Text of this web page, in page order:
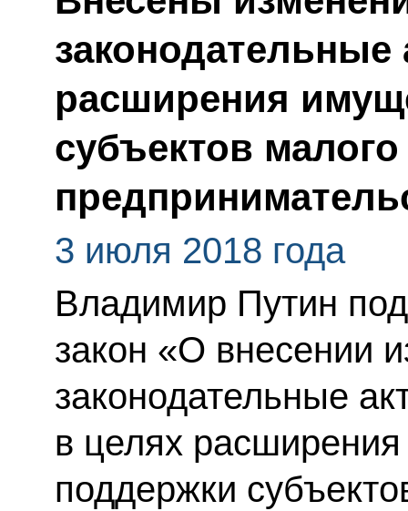
законодательные
расширения
субъектов
3 июля 2018 года
Владимир Путин
закон «О внесении
законодательные
в целях
поддержки